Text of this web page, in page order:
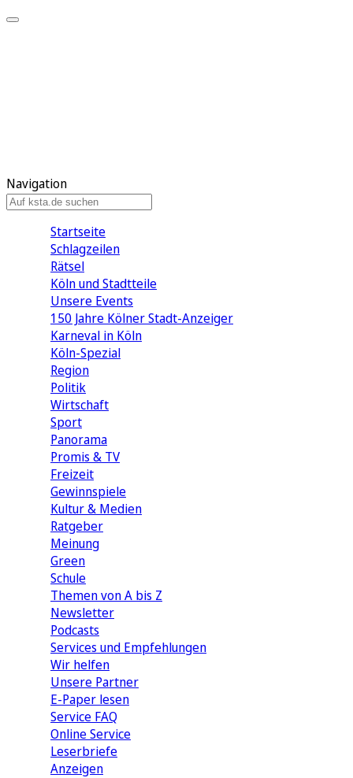
Navigation
Startseite
Schlagzeilen
Rätsel
Köln und Stadtteile
Unsere Events
150 Jahre Kölner Stadt-Anzeiger
Karneval in Köln
Köln-Spezial
Region
Politik
Wirtschaft
Sport
Panorama
Promis & TV
Freizeit
Gewinnspiele
Kultur & Medien
Ratgeber
Meinung
Green
Schule
Themen von A bis Z
Newsletter
Podcasts
Services und Empfehlungen
Wir helfen
Unsere Partner
E-Paper lesen
Service FAQ
Online Service
Leserbriefe
Anzeigen